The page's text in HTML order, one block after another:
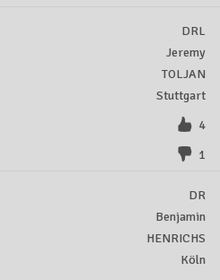
DRL
Jeremy
TOLJAN
Stuttgart
4
1
DR
Benjamin
HENRICHS
Köln